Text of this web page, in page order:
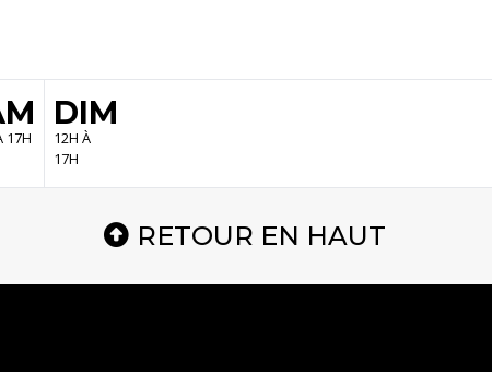
17H
DIM
12H À
17H
RETOUR EN HAUT